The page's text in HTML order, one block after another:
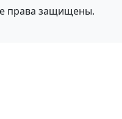
права защищены.